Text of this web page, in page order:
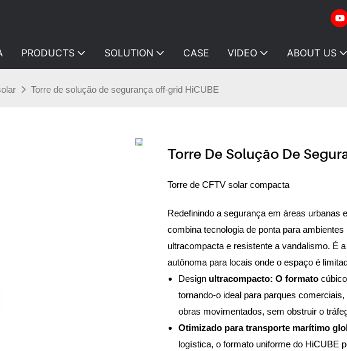
PRODUCTS SOLUTION CASE VIDEO ABOUT US
Torre de solução de segurança off-grid HiCUBE
Torre De Solução De
Torre de CFTV solar compacta
Redefinindo a segurança em áreas urbanas
combina tecnologia de ponta para
ultracompacta e resistente a vandalismo. É
autônoma para locais onde o espaço é
Design ultracompacto: O formato
tornando-o ideal para parques
obras movimentados, sem obstruir o
Otimizado para transporte marítimo
logística, o formato uniforme do HiCUBE